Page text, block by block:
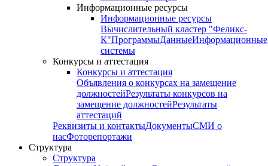
Информационные ресурсы
Информационные ресурсы
Вычислительный кластер "Феликс-
К"ПрограммыДанныеИнформационные
системы
Конкурсы и аттестация
Конкурсы и аттестация
Объявления о конкурсах на замещение
должностейРезультаты конкурсов на
замещение должностейРезультаты
аттестаций
Реквизиты и контактыДокументыСМИ о
насФоторепортажи
Структура
Структура